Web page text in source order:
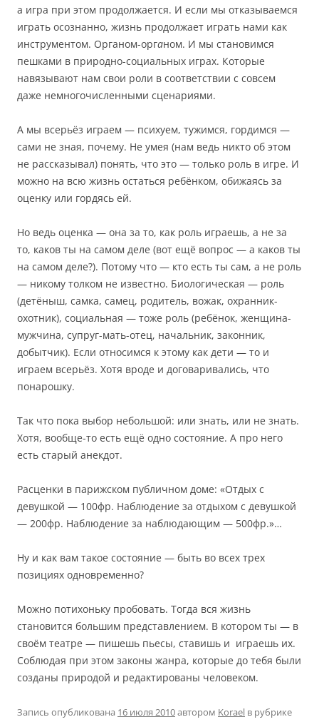
а игра при этом продолжается. И если мы отказываемся
играть осознанно, жизнь продолжает играть нами как
инструментом. Органом-органом. И мы становимся
пешками в природно-социальных играх. Которые
навязывают нам свои роли в соответствии с совсем
даже немногочисленными сценариями.
А мы всерьёз играем — психуем, тужимся, гордимся —
сами не зная, почему. Не умея (нам ведь никто об этом
не рассказывал) понять, что это — только роль в игре. И
можно на всю жизнь остаться ребёнком, обижаясь за
оценку или гордясь ей.
Но ведь оценка — она за то, как роль играешь, а не за
то, каков ты на самом деле (вот ещё вопрос — а каков ты
на самом деле?). Потому что — кто есть ты сам, а не роль
— никому толком не известно. Биологическая — роль
(детёныш, самка, самец, родитель, вожак, охранник-
охотник), социальная — тоже роль (ребёнок, женщина-
мужчина, супруг-мать-отец, начальник, законник,
добытчик). Если относимся к этому как дети — то и
играем всерьёз. Хотя вроде и договаривались, что
понарошку.
Так что пока выбор небольшой: или знать, или не знать.
Хотя, вообще-то есть ещё одно состояние. А про него
есть старый анекдот.
Расценки в парижском публичном доме: «Отдых с
девушкой — 100фр. Наблюдение за отдыхом с девушкой
— 200фр. Наблюдение за наблюдающим — 500фр.»…
Ну и как вам такое состояние — быть во всех трех
позициях одновременно?
Можно потихоньку пробовать. Тогда вся жизнь
становится большим представлением. В котором ты — в
своём театре — пишешь пьесы, ставишь и играешь их.
Соблюдая при этом законы жанра, которые до тебя были
созданы природой и редактированы человеком.
Запись опубликована 16 июля 2010автором Korael в рубрике